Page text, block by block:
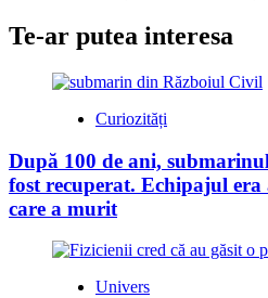
Te-ar putea interesa
Curiozități
După 100 de ani,
fost recuperat. Echipajul era
care a murit
Univers